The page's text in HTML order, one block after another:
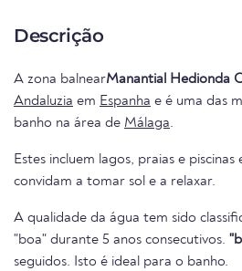
Descrição
A zona balnear
Andaluzia em Espanha e é uma das
banho na área de Málaga.
Estes incluem lagos, praias e
convidam a tomar sol e a relaxar.
A qualidade da água tem sido
"boa" durante 5 anos consecutivos.
seguidos. Isto é ideal para o banho.